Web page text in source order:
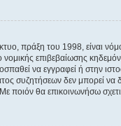
πράξη του 1998, είναι
επιβεβαίωσης
να εγγραφεί ή στην
συζητήσεων δεν μπορεί
ποιόν θα επικοινωνήσω